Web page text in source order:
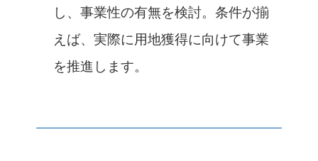
し、事業性の有無を検討。条件が揃
えば、実際に用地獲得に向けて事業
を推進します。